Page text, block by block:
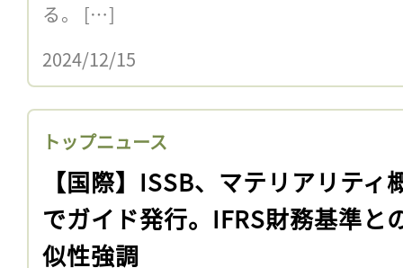
る。 […]
2024/12/15
トップニュース
【国際】ISSB、マテリアリティ
でガイド発行。IFRS財務基準と
似性強調